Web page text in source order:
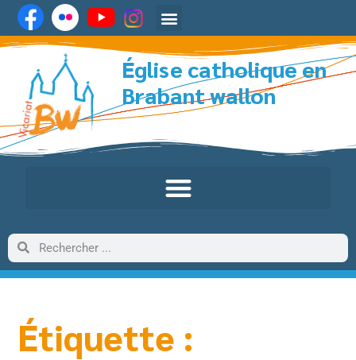
Église catholique en
Brabant wallon
Étiquette :